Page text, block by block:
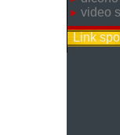
video
Link